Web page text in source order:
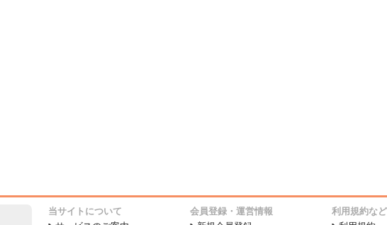
当サイトについて
会員登録・運営情報
利用規約など